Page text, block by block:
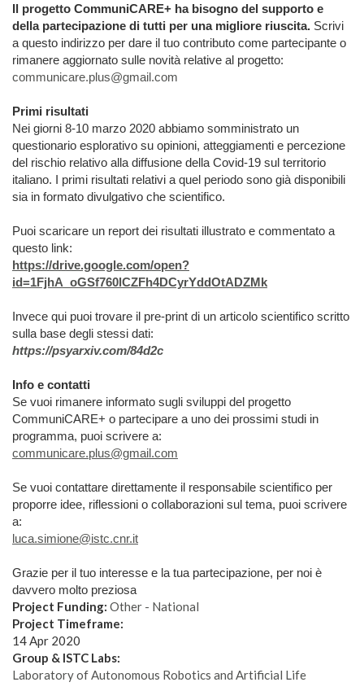
Il progetto CommuniCARE+ ha bisogno del supporto e
della partecipazione di tutti per una migliore riuscita. Scrivi
a questo indirizzo per dare il tuo contributo come partecipante o
rimanere aggiornato sulle novità relative al progetto:
communicare.plus@gmail.com
Primi risultati
Nei giorni 8-10 marzo 2020 abbiamo somministrato un
questionario esplorativo su opinioni, atteggiamenti e percezione
del rischio relativo alla diffusione della Covid-19 sul territorio
italiano. I primi risultati relativi a quel periodo sono già disponibili
sia in formato divulgativo che scientifico.
Puoi scaricare un report dei risultati illustrato e commentato a
questo link:
https://drive.google.com/open?
id=1FjhA_oGSf760lCZFh4DCyrYddOtADZMk
Invece qui puoi trovare il pre-print di un articolo scientifico scritto
sulla base degli stessi dati:
https://psyarxiv.com/84d2c
Info e contatti
Se vuoi rimanere informato sugli sviluppi del progetto
CommuniCARE+ o partecipare a uno dei prossimi studi in
programma, puoi scrivere a:
communicare.plus@gmail.com
Se vuoi contattare direttamente il responsabile scientifico per
proporre idee, riflessioni o collaborazioni sul tema, puoi scrivere
a:
luca.simione@istc.cnr.it
Grazie per il tuo interesse e la tua partecipazione, per noi è
davvero molto preziosa
Project Funding: Other - National
Project Timeframe:
14 Apr 2020
Group & ISTC Labs:
Laboratory of Autonomous Robotics and Artificial Life